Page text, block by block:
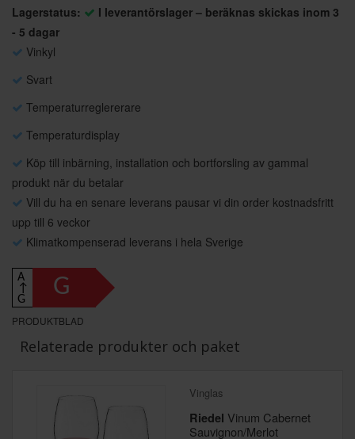
Lagerstatus:
I leverantörslager – beräknas skickas inom 3
- 5 dagar
Vinkyl
Svart
Temperaturreglererare
Temperaturdisplay
Köp till inbärning, installation och bortforsling av gammal
produkt när du betalar
Vill du ha en senare leverans pausar vi din order kostnadsfritt
upp till 6 veckor
Klimatkompenserad leverans i hela Sverige
A
↑
G
G
PRODUKTBLAD
Relaterade produkter och paket
Vinglas
Riedel Vinum Cabernet
Sauvignon/Merlot